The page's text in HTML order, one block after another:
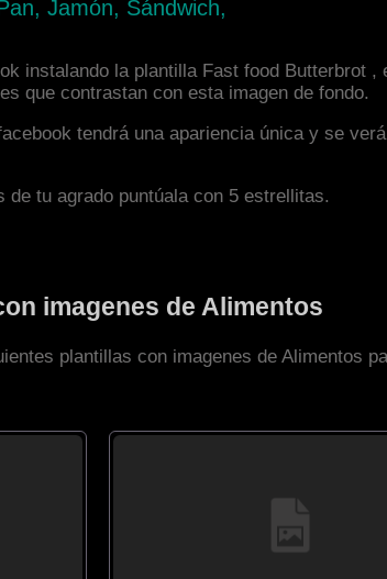
Jamón, Sándwich,
instalando la plantilla Fast food Butterbrot
que contrastan con esta imagen de fondo.
tendrá una apariencia única y se
tu agrado puntúala con 5 estrellitas.
imagenes de Alimentos
plantillas con imagenes de Alimentos